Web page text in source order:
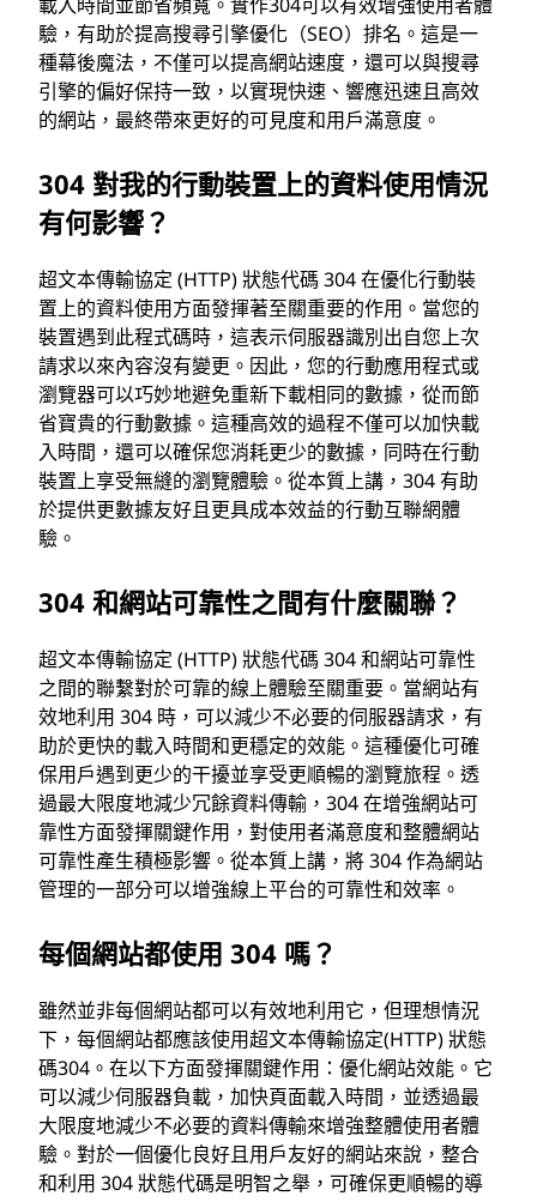
驗，有助於提高搜尋引擎優化（SEO）排名。這是一
種幕後魔法，不僅可以提高網站速度，還可以與搜尋
引擎的偏好保持一致，以實現快速、響應迅速且高效
的網站，最終帶來更好的可見度和用戶滿意度。
304 對我的行動裝置上的資料使用情況
有何影響？
超文本傳輸協定 (HTTP) 狀態代碼 304 在優化行動裝
置上的資料使用方面發揮著至關重要的作用。當您的
裝置遇到此程式碼時，這表示伺服器識別出自您上次
請求以來內容沒有變更。因此，您的行動應用程式或
瀏覽器可以巧妙地避免重新下載相同的數據，從而節
省寶貴的行動數據。這種高效的過程不僅可以加快載
入時間，還可以確保您消耗更少的數據，同時在行動
裝置上享受無縫的瀏覽體驗。從本質上講，304 有助
於提供更數據友好且更具成本效益的行動互聯網體
驗。
304 和網站可靠性之間有什麼關聯？
超文本傳輸協定 (HTTP) 狀態代碼 304 和網站可靠性
之間的聯繫對於可靠的線上體驗至關重要。當網站有
效地利用 304 時，可以減少不必要的伺服器請求，有
助於更快的載入時間和更穩定的效能。這種優化可確
保用戶遇到更少的干擾並享受更順暢的瀏覽旅程。透
過最大限度地減少冗餘資料傳輸，304 在增強網站可
靠性方面發揮關鍵作用，對使用者滿意度和整體網站
可靠性產生積極影響。從本質上講，將 304 作為網站
管理的一部分可以增強線上平台的可靠性和效率。
每個網站都使用 304 嗎？
雖然並非每個網站都可以有效地利用它，但理想情況
下，每個網站都應該使用超文本傳輸協定(HTTP) 狀態
碼304。在以下方面發揮關鍵作用：優化網站效能。它
可以減少伺服器負載，加快頁面載入時間，並透過最
大限度地減少不必要的資料傳輸來增強整體使用者體
驗。對於一個優化良好且用戶友好的網站來說，整合
和利用 304 狀態代碼是明智之舉，可確保更順暢的導